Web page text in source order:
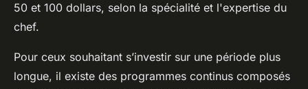
50 et 100 dollars, selon la spécialité et l'expertise du
chef.
Pour ceux souhaitant s’investir sur une période plus
longue, il existe des programmes continus composés